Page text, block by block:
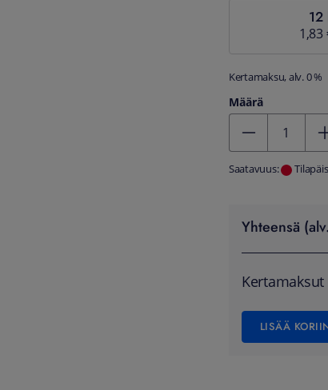
12
1,83
Kertamaksu, alv. 0 %
Määrä
Saatavuus:
Yhteensä
Kertamaksut
LISÄÄ